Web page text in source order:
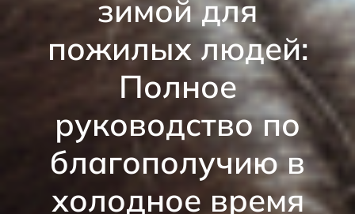
зимой для
пожилых людей:
Полное
руководство по
благополучию в
холодное время